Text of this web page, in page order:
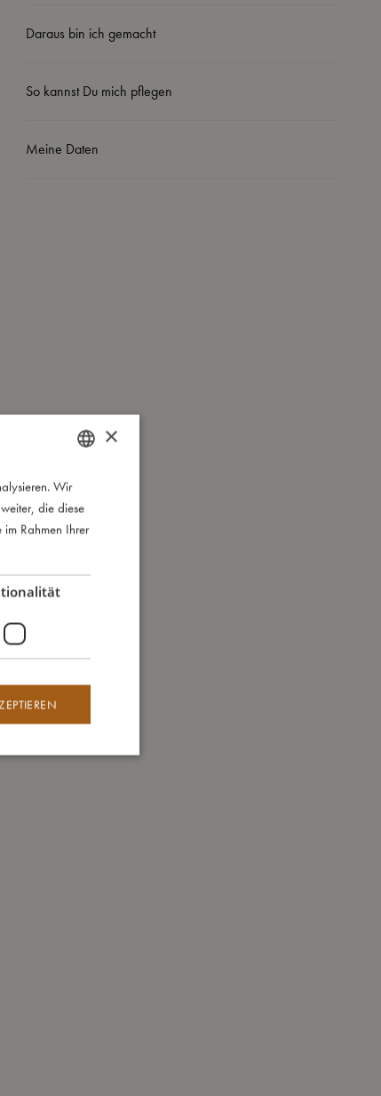
Daraus bin ich gemacht
So kannst Du mich pflegen
Meine Daten
DANISH
ENGLISH
×
Wir
die diese
Rahmen Ihrer